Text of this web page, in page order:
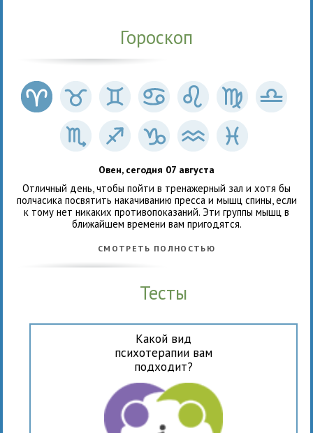
Гороскоп
Овен, сегодня 07 августа
Отличный день, чтобы пойти в тренажерный зал и хотя бы
полчасика посвятить накачиванию пресса и мышц спины, если
к тому нет никаких противопоказаний. Эти группы мышц в
ближайшем времени вам пригодятся.
СМОТРЕТЬ ПОЛНОСТЬЮ
Тесты
Какой вид
психотерапии вам
подходит?